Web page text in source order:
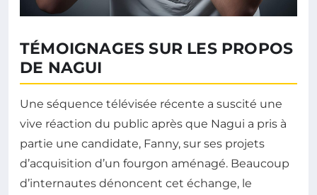
TÉMOIGNAGES SUR LES PROPOS
DE NAGUI
Une séquence télévisée récente a suscité une
vive réaction du public après que Nagui a pris à
partie une candidate, Fanny, sur ses projets
d’acquisition d’un fourgon aménagé. Beaucoup
d’internautes dénoncent cet échange, le